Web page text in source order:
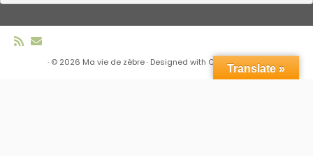
· © 2026 Ma vie de zèbre· Designed with Customizr Pro
Translate »